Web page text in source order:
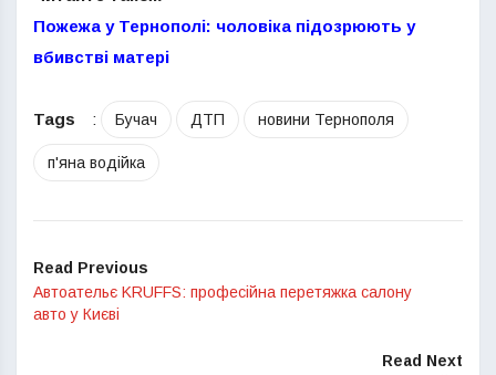
Пожежа у Тернополі: чоловіка підозрюють у
вбивстві матері
Tags : Бучач ДТП новини Тернополя
п'яна водійка
Read Previous
Автоательє KRUFFS: професійна перетяжка салону
авто у Києві
Read Next